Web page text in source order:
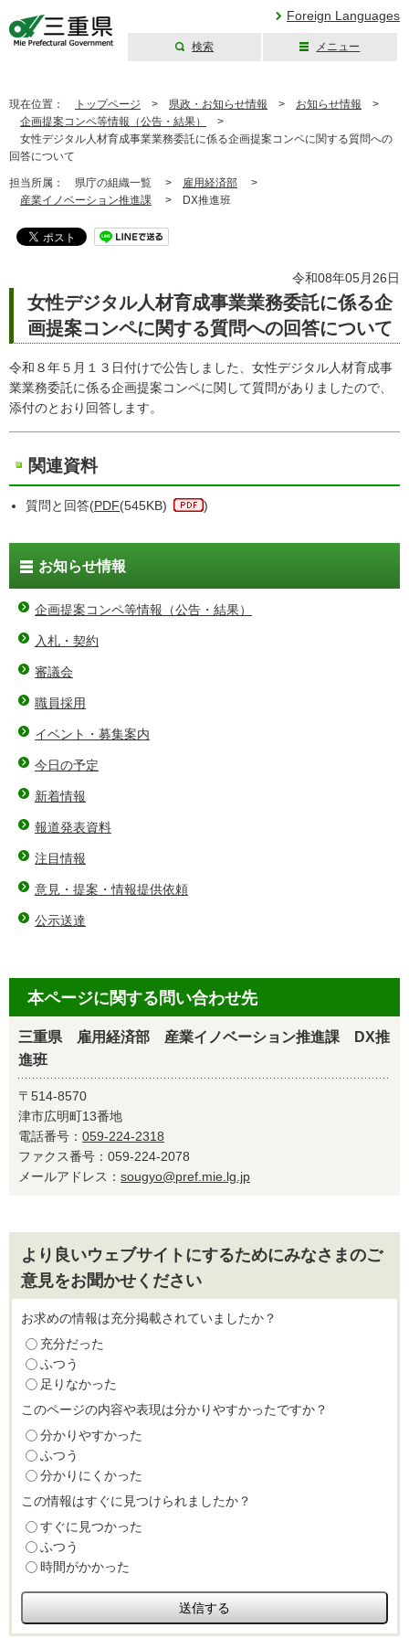
Foreign Languages
検索 メニュー
現在位置： トップページ > 県政・お知らせ情報 > お知らせ情報 >
企画提案コンペ等情報（公告・結果）
>
女性デジタル人材育成事業業務委託に係る企画提案コンペに関する質問への
回答について
担当所属： 県庁の組織一覧 > 雇用経済部 >
産業イノベーション推進課 > DX推進班
令和08年05月26日
女性デジタル人材育成事業業務委託に係る企
画提案コンペに関する質問への回答について
令和８年５月１３日付けで公告しました、女性デジタル人材育成事
業業務委託に係る企画提案コンペに関して質問がありましたので、
添付のとおり回答します。
関連資料
質問と回答(PDF(545KB) )
お知らせ情報
企画提案コンペ等情報（公告・結果）
入札・契約
審議会
職員採用
イベント・募集案内
今日の予定
新着情報
報道発表資料
注目情報
意見・提案・情報提供依頼
公示送達
本ページに関する問い合わせ先
三重県 雇用経済部 産業イノベーション推進課 DX推
進班
〒514-8570
津市広明町13番地
電話番号： 059-224-2318
ファクス番号：059-224-2078
メールアドレス： sougyo@pref.mie.lg.jp
より良いウェブサイトにするためにみなさまのご
意見をお聞かせください
お求めの情報は充分掲載されていましたか？
充分だった
ふつう
足りなかった
このページの内容や表現は分かりやすかったですか？
分かりやすかった
ふつう
分かりにくかった
この情報はすぐに見つけられましたか？
すぐに見つかった
ふつう
時間がかかった